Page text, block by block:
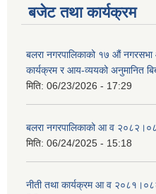
बजेट तथा कार्यक्रम
बलरा नगरपालिकाको १७ औं
कार्यक्रम र आय-व्ययको अनुमानित
मिति: 06/23/2026 - 17:29
बलरा नगरपालिकाको आ व
मिति: 06/24/2025 - 15:18
नीती तथा कार्यक्रम आ व